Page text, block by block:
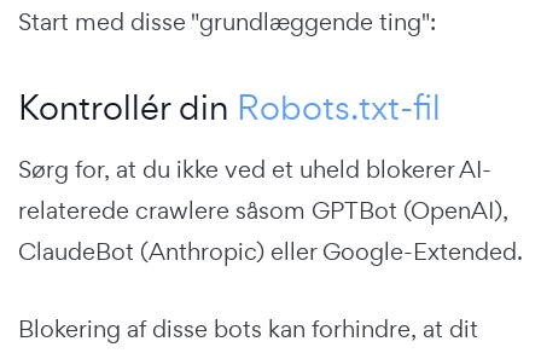
Start med disse "grundlæggende ting":
Kontrollér din Robots.txt-fil
Sørg for, at du ikke ved et uheld blokerer AI-
relaterede crawlere såsom GPTBot (OpenAI),
ClaudeBot (Anthropic) eller Google-Extended.
Blokering af disse bots kan forhindre, at dit